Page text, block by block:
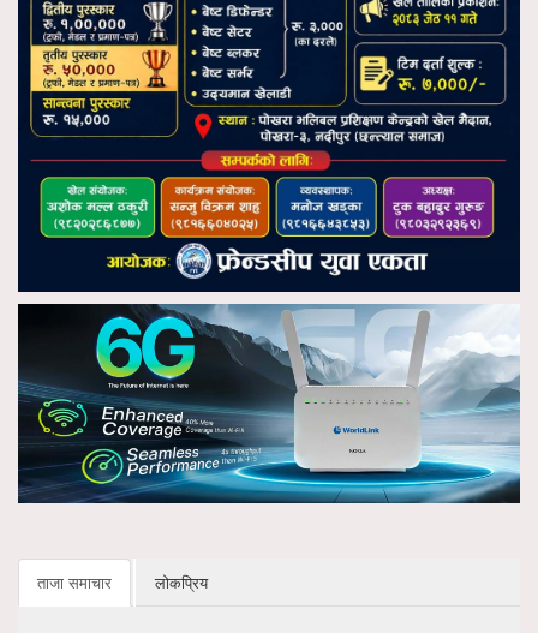
ताजा समाचार लोकप्रिय